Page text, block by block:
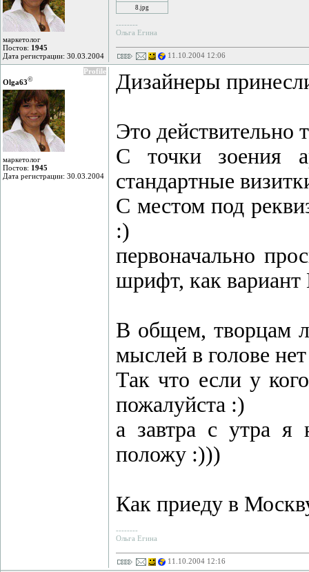
маркетолог
Постов: 1945
Дата регистрации: 30.03.2004
8.jpg
--------
Ольга Егина
11.10.2004 12:06
Profile
Olga63©
маркетолог
Постов: 1945
Дата регистрации: 30.03.2004
Дизайнеры
Это действительно
С точки зоения
стандартные
С местом под
:)
первоначально
шрифт, как
В общем, творцам
мыслей в голове
Так что если у
пожалуйста :)
а завтра с утра я
положу :)))
Как приеду в
--------
Ольга Егина
11.10.2004 12:16